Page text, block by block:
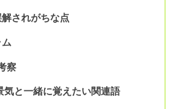
されがちな点
察
と一緒に覚えたい関連語